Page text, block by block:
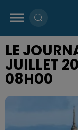
LE
JUILLET
08H00